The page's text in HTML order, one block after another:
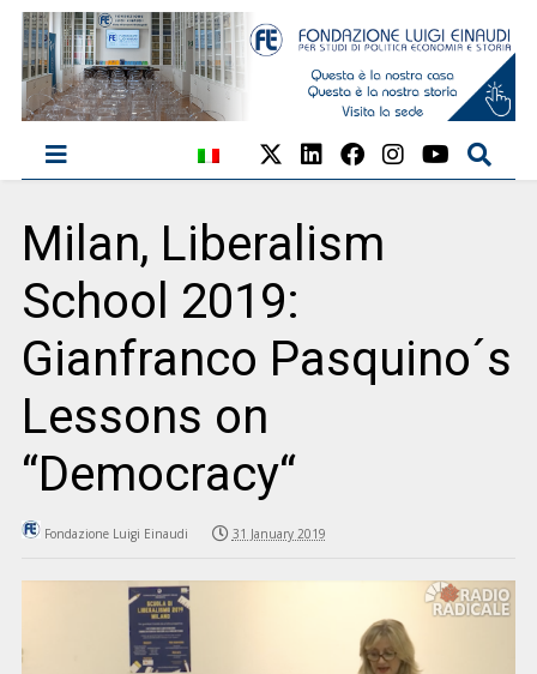
Milan, Liberalism
School 2019:
Gianfranco Pasquino´s
Lessons on
“Democracy“
Fondazione Luigi Einaudi 31 January 2019